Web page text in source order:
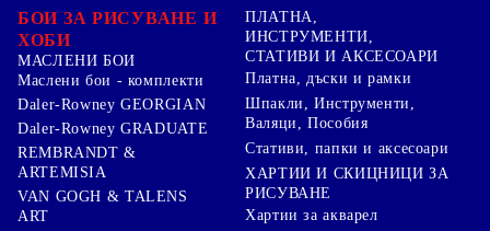
БОИ ЗА РИСУВАНЕ И
ХОБИ
МАСЛЕНИ БОИ
Маслени бои - комплекти
Daler-Rowney GEORGIAN
Daler-Rowney GRADUATE
REMBRANDT &
ARTEMISIA
VAN GOGH & TALENS
ART
ПЛАТНА,
ИНСТРУМЕНТИ,
СТАТИВИ И АКСЕСОАРИ
Платна, дъски и рамки
Шпакли, Инструменти,
Валяци, Пособия
Стативи, папки и аксесоари
ХАРТИИ И СКИЦНИЦИ ЗА
РИСУВАНЕ
Хартии за акварел